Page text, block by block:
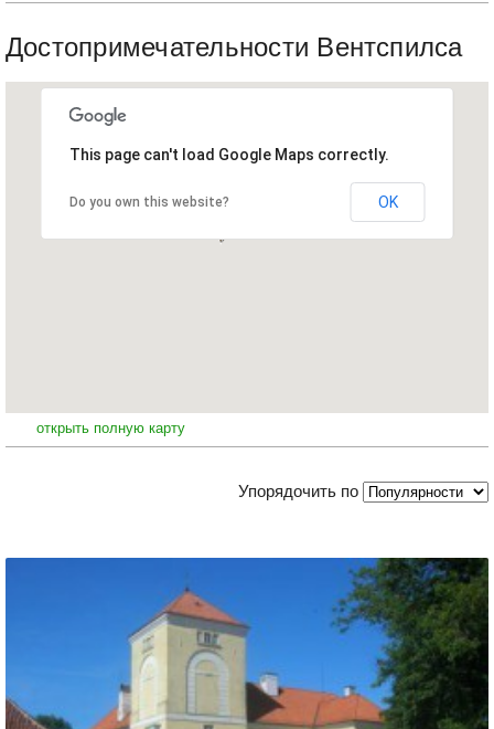
Достопримечательности Вентспилса
This page can't load Google Maps correctly.
Do you own this website? OK
открыть полную карту
Упорядочить по